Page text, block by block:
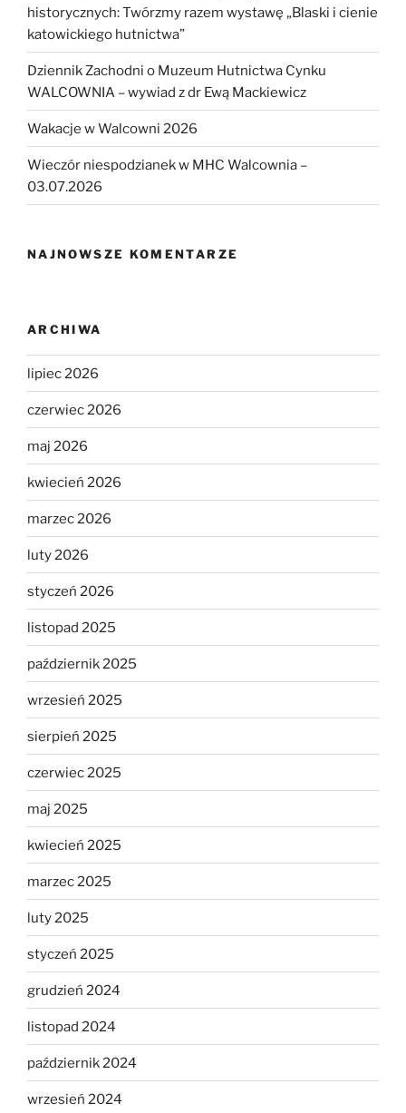
historycznych: Twórzmy razem wystawę „Blaski i cienie
katowickiego hutnictwa”
Dziennik Zachodni o Muzeum Hutnictwa Cynku
WALCOWNIA – wywiad z dr Ewą Mackiewicz
Wakacje w Walcowni 2026
Wieczór niespodzianek w MHC Walcownia –
03.07.2026
NAJNOWSZE KOMENTARZE
ARCHIWA
lipiec 2026
czerwiec 2026
maj 2026
kwiecień 2026
marzec 2026
luty 2026
styczeń 2026
listopad 2025
październik 2025
wrzesień 2025
sierpień 2025
czerwiec 2025
maj 2025
kwiecień 2025
marzec 2025
luty 2025
styczeń 2025
grudzień 2024
listopad 2024
październik 2024
wrzesień 2024